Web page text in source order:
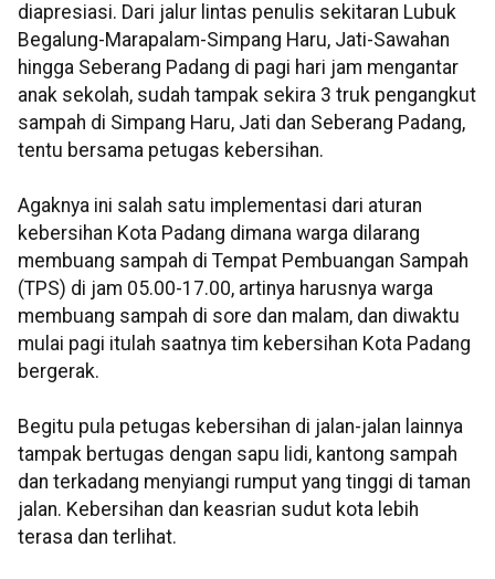
diapresiasi. Dari jalur lintas penulis sekitaran Lubuk
Begalung-Marapalam-Simpang Haru, Jati-Sawahan
hingga Seberang Padang di pagi hari jam mengantar
anak sekolah, sudah tampak sekira 3 truk pengangkut
sampah di Simpang Haru, Jati dan Seberang Padang,
tentu bersama petugas kebersihan.
Agaknya ini salah satu implementasi dari aturan
kebersihan Kota Padang dimana warga dilarang
membuang sampah di Tempat Pembuangan Sampah
(TPS) di jam 05.00-17.00, artinya harusnya warga
membuang sampah di sore dan malam, dan diwaktu
mulai pagi itulah saatnya tim kebersihan Kota Padang
bergerak.
Begitu pula petugas kebersihan di jalan-jalan lainnya
tampak bertugas dengan sapu lidi, kantong sampah
dan terkadang menyiangi rumput yang tinggi di taman
jalan. Kebersihan dan keasrian sudut kota lebih
terasa dan terlihat.